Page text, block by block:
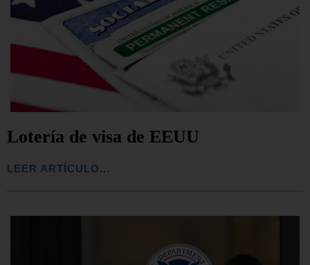
Lotería de visa de EEUU
LEER ARTÍCULO...